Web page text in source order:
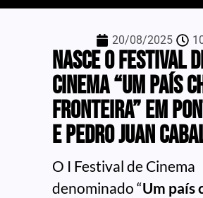
20/08/2025
Nasce o Festival
Cinema “Um país
Fronteira” em
e Pedro Juan
O I Festival de Cinema
denominado “Um país